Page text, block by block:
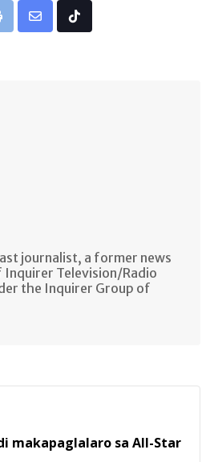
Share Tiktok
journalist, a former news
Television/Radio
the Inquirer Group of
makapaglalaro sa All-Star